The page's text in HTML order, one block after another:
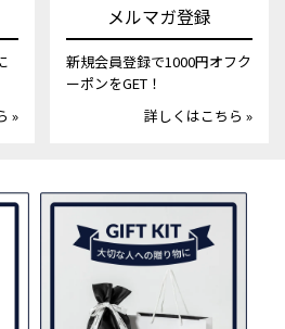
»
メルマガ登録
新規会員登録で1000円オフク
ーポンをGET！
詳しくはこちら »